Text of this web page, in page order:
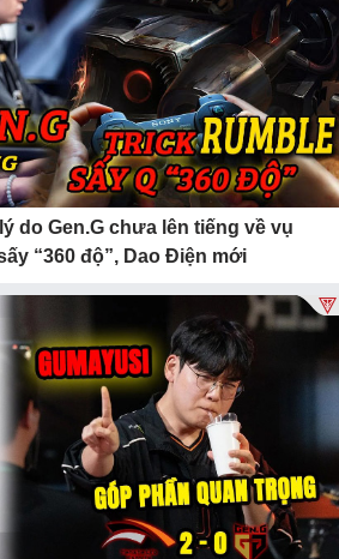
do Gen.G chưa lên tiếng về vụ
“360 độ”, Dao Điện mới